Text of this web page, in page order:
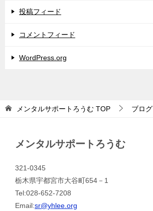
投稿フィード
コメントフィード
WordPress.org
メンタルサポートろうむ TOP ブログ
メンタルサポートろうむ
321-0345
栃木県宇都宮市大谷町654－1
Tel:028-652-7208
Email:sr@yhlee.org